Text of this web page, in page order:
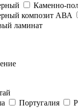
Каменно-
композит АВА
ламинат
Португалия